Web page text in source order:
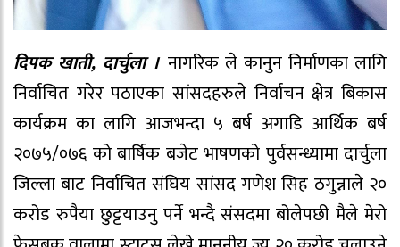
दिपक खाती, दार्चुला । नागरिक ले कानुन निर्माणका लागि
निर्वाचित गरेर पठाएका सांसदहरुले निर्वाचन क्षेत्र बिकास
कार्यक्रम का लागि आजभन्दा ५ बर्ष अगाडि आर्थिक बर्ष
२०७५/०७६ को बार्षिक बजेट भाषणको पुर्वसन्ध्यामा दार्चुला
जिल्ला बाट निर्वाचित संघिय सांसद गणेश सिह ठगुन्नाले २०
करोड रुपैया छुट्टयाउनु पर्ने भन्दै संसदमा बोलेपछी मैले मेरो